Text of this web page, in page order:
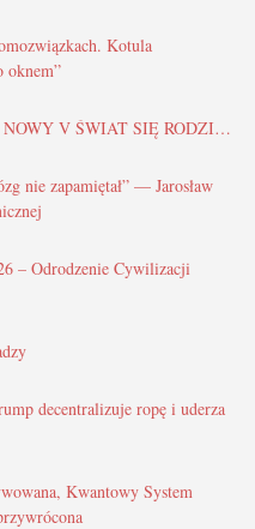
Kotula
oknem”
V ŚWIAT SIĘ RODZI…
nie zapamiętał” — Jarosław
– Odrodzenie Cywilizacji
decentralizuje ropę i uderza
Kwantowy System